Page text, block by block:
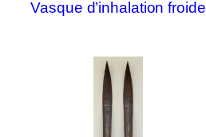
Vasque d’inhalation froide